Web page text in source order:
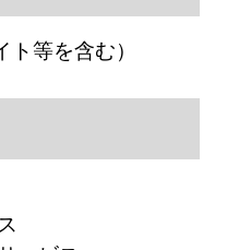
等を含む）